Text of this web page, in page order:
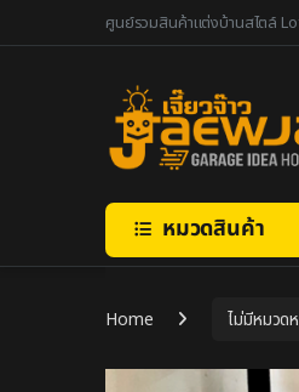
Skip to navigationศูนย์รวมสินค้าแต่งบ้านสไตล์
หมวดสินค้า
Home ไม่มีหมวด